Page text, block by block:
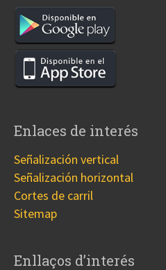
Enlaces de interés
Señalización vertical
Señalización horizontal
Cortes de carril
Sitemap
Enllaços d’interés